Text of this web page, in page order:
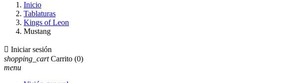
Inicio
Tablaturas
Kings of Leon
Mustang
 Iniciar sesión
shopping_cart Carrito (0)
menu